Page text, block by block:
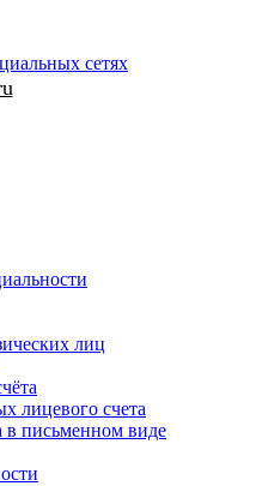
лиц
лицевого счета
в письменном виде